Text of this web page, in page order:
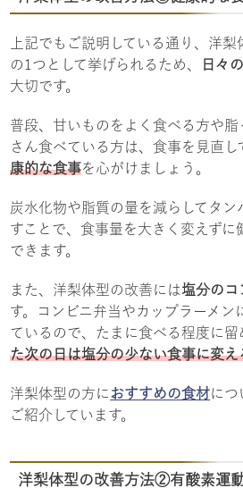
上記でもご説明している通り、洋
の1つとして挙げられるため、
日々
大切です。
普段、甘いものをよく食べる方や脂
さん食べている方は、食事を見直し
康的な食事を心がけましょう。
炭水化物や脂質の量を減らしてタ
すことで、食事量を大きく変えずに
できます。
また、洋梨体型の改善には塩分のコ
す。コンビニ弁当やカップラーメン
ているので、たまに食べる程度に留
た次の日は塩分の少ない食事に変え
洋梨体型の方におすすめの食材につ
ご紹介しています。
洋梨体型の改善方法②有酸素運